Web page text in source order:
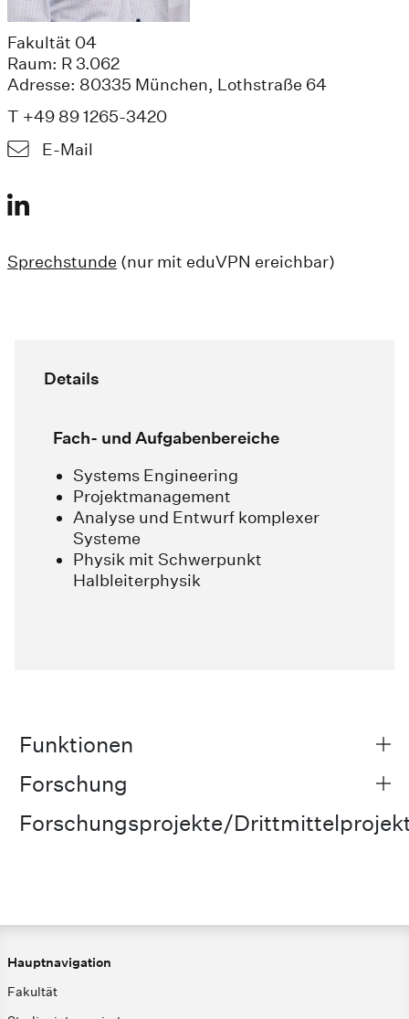
Fakultät 04
Raum: R 3.062
Adresse: 80335 München, Lothstraße 64
T +49 89 1265-3420
E-Mail
Sprechstunde (nur mit eduVPN ereichbar)
Details
Fach- und Aufgabenbereiche
Systems Engineering
Projektmanagement
Analyse und Entwurf komplexer
Systeme
Physik mit Schwerpunkt
Halbleiterphysik
Funktionen
Forschung
Forschungsprojekte/
Hauptnavigation
Fakultät